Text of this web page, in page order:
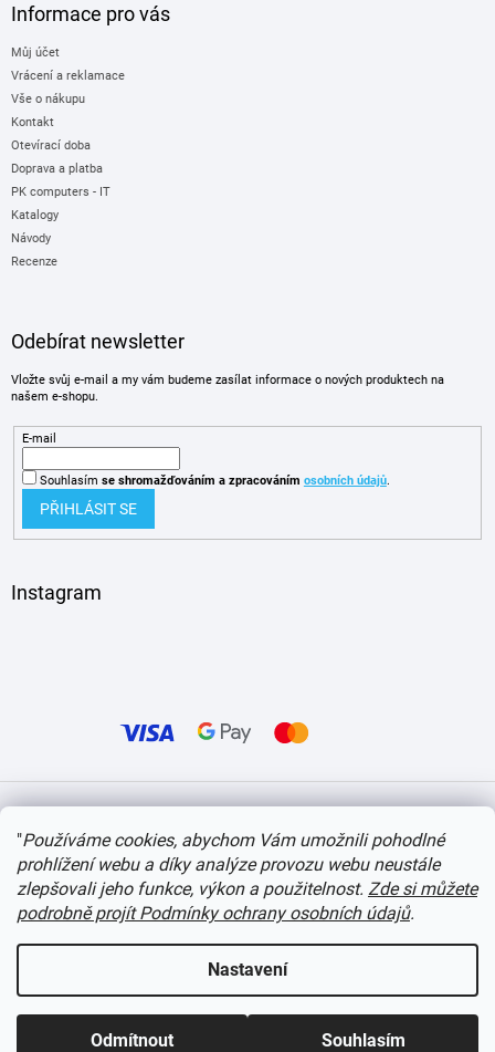
"Používáme cookies, abychom Vám umožnili pohodlné
prohlížení webu a díky analýze provozu webu neustále
zlepšovali jeho funkce, výkon a použitelnost. Zde si můžete
podrobně projít Podmínky ochrany osobních údajů.
Nastavení
Odmítnout Souhlasím
Informace pro vás
Můj účet
Vrácení a reklamace
Vše o nákupu
Kontakt
Otevírací doba
Doprava a platba
PK computers - IT
Katalogy
Návody
Recenze
Odebírat newsletter
Vložte svůj e-mail a my vám budeme zasílat informace o nových produktech na
našem e-shopu.
E-mail
Souhlasím se shromažďováním a zpracováním osobních údajů.
PŘIHLÁSIT SE
Instagram
Copyright 2026itvlaky.cz . Všechna práva vyhrazena. Upravit nastavení cookies